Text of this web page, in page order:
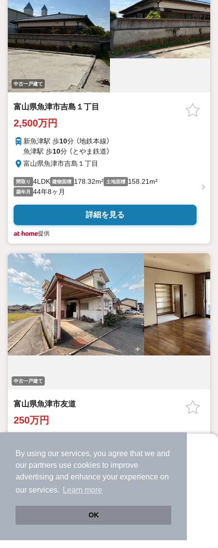
By using our services, you agree that we and
our partners use cookies to improve
advertising and enhance your experience on
our services.
Learn more
OK
より使いやすくなった
アプリで物件探ししませんか？
サクサク動く地図で物件検索
中古一戸建て
富山県魚津市吉島１丁目
2,500万円
新魚津駅 歩10分 （地鉄本線）
魚津駅 歩10分 （とやま鉄道）
富山県魚津市吉島１丁目
間取り 4LDK 建物面積 178.32m² 土地面積 158.21m²
築年月 44年8ヶ月
詳細を見る
提供
中古一戸建て
富山県魚津市友道
250万円
間取り 7DK 建物面積 163.62m² 土地面積 129.34m²
築年月 57年7ヶ月
詳細を見る